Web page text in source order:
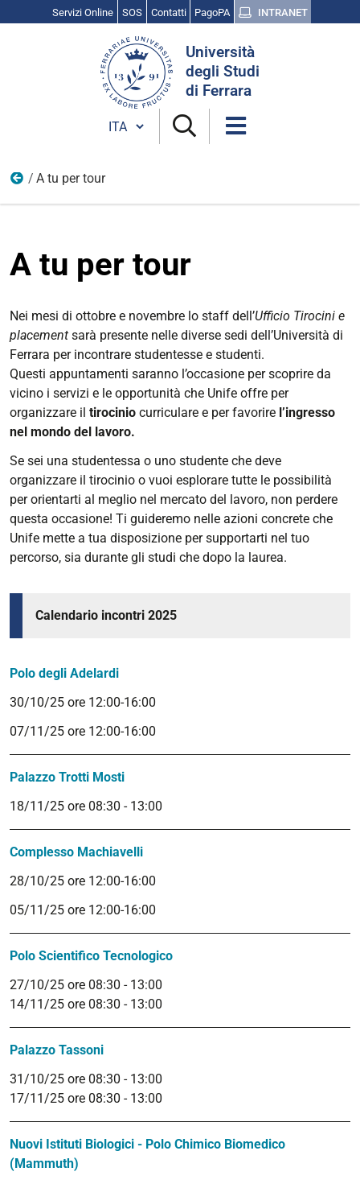
Servizi Online SOS Contatti PagoPA INTRANET
Università
degli Studi
di Ferrara
Cambia lingua
Placement
A tu per tour
A tu per tour
Nei mesi di ottobre e novembre lo staff dell’Ufficio Tirocini e
placement sarà presente nelle diverse sedi dell’Università di
Ferrara per incontrare studentesse e studenti.
Questi appuntamenti saranno l’occasione per scoprire da
vicino i servizi e le opportunità che Unife offre per
organizzare il tirocinio curriculare e per favorire l’ingresso
nel mondo del lavoro.
Se sei una studentessa o uno studente che deve
organizzare il tirocinio o vuoi esplorare tutte le possibilità
per orientarti al meglio nel mercato del lavoro, non perdere
questa occasione! Ti guideremo nelle azioni concrete che
Unife mette a tua disposizione per supportarti nel tuo
percorso, sia durante gli studi che dopo la laurea.
Calendario incontri 2025
Polo degli Adelardi
30/10/25 ore 12:00-16:00
07/11/25 ore 12:00-16:00
Palazzo Trotti Mosti
18/11/25 ore 08:30 - 13:00
Complesso Machiavelli
28/10/25 ore 12:00-16:00
05/11/25 ore 12:00-16:00
Polo Scientifico Tecnologico
27/10/25 ore 08:30 - 13:00
14/11/25 ore 08:30 - 13:00
Palazzo Tassoni
31/10/25 ore 08:30 - 13:00
17/11/25 ore 08:30 - 13:00
Nuovi Istituti Biologici - Polo Chimico Biomedico
(Mammuth)